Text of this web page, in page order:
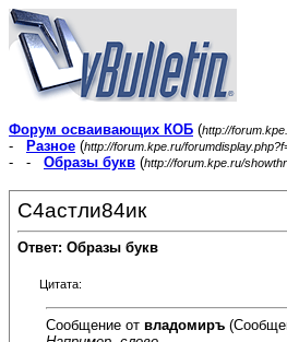
Форум осваивающих КОБ (http://
-
Разное (http://forum.kpe.ru/
- - Образы букв (http://forum.kpe.ru/
С4астли84ик
Ответ: Образы букв
Цитата:
Сообщение от владомиръ